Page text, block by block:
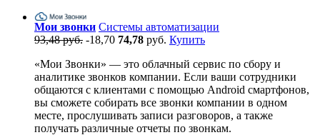
Мои звонки Системы автоматизации
93,48 руб. -18,70 74,78 руб. Купить
«Мои Звонки» — это облачный сервис по сбору и
аналитике звонков компании. Если ваши сотрудники
общаются с клиентами с помощью Android смартфонов,
вы сможете собирать все звонки компании в одном
месте, прослушивать записи разговоров, а также
получать различные отчеты по звонкам.